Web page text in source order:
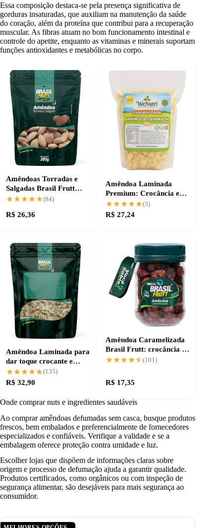
Essa composição destaca-se pela presença significativa de
gorduras insaturadas, que auxiliam na manutenção da saúde
do coração, além da proteína que contribui para a recuperação
muscular. As fibras atuam no bom funcionamento intestinal e
controle do apetite, enquanto as vitaminas e minerais suportam
funções antioxidantes e metabólicas no corpo.
Amêndoas Torradas e
Salgadas Brasil Frutt
200g
★★★★★
★★★★★ (84)
R$ 26,36
Amêndoa Laminada
Premium: Crocância e
Qualidade Natural
★★★★★
★★★★★(3)
R$ 27,24
Amêndoa Laminada para
dar toque crocante e
natural
★★★★★
★★★★★ (135)
R$ 32,90
Amêndoa Caramelizada
Brasil Frutt: crocância e
sabor irresistível
★★★★★
★★★★★(101)
R$ 17,35
Onde comprar nuts e ingredientes saudáveis
Ao comprar amêndoas defumadas sem casca, busque produtos
frescos, bem embalados e preferencialmente de fornecedores
especializados e confiáveis. Verifique a validade e se a
embalagem oferece proteção contra umidade e luz.
Escolher lojas que dispõem de informações claras sobre
origem e processo de defumação ajuda a garantir qualidade.
Produtos certificados, como orgânicos ou com inspeção de
segurança alimentar, são desejáveis para mais segurança ao
consumidor.